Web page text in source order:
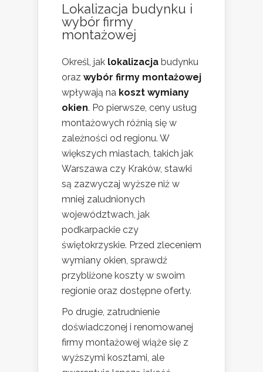
Lokalizacja budynku i
wybór firmy
montażowej
Określ, jak lokalizacja budynku
oraz wybór firmy montażowej
wpływają na koszt wymiany
okien. Po pierwsze, ceny usług
montażowych różnią się w
zależności od regionu. W
większych miastach, takich jak
Warszawa czy Kraków, stawki
są zazwyczaj wyższe niż w
mniej zaludnionych
województwach, jak
podkarpackie czy
świętokrzyskie. Przed zleceniem
wymiany okien, sprawdź
przybliżone koszty w swoim
regionie oraz dostępne oferty.
Po drugie, zatrudnienie
doświadczonej i renomowanej
firmy montażowej wiąże się z
wyższymi kosztami, ale